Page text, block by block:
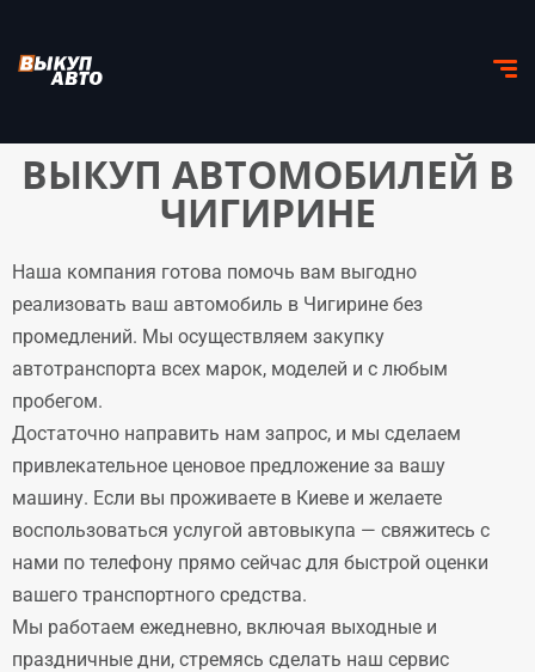
ВЫКУП АВТОМОБИЛЕЙ В
ЧИГИРИНЕ
Наша компания готова помочь вам выгодно
реализовать ваш автомобиль в Чигирине без
промедлений. Мы осуществляем закупку
автотранспорта всех марок, моделей и с любым
пробегом.
Достаточно направить нам запрос, и мы сделаем
привлекательное ценовое предложение за вашу
машину. Если вы проживаете в Киеве и желаете
воспользоваться услугой автовыкупа — свяжитесь с
нами по телефону прямо сейчас для быстрой оценки
вашего транспортного средства.
Мы работаем ежедневно, включая выходные и
праздничные дни, стремясь сделать наш сервис